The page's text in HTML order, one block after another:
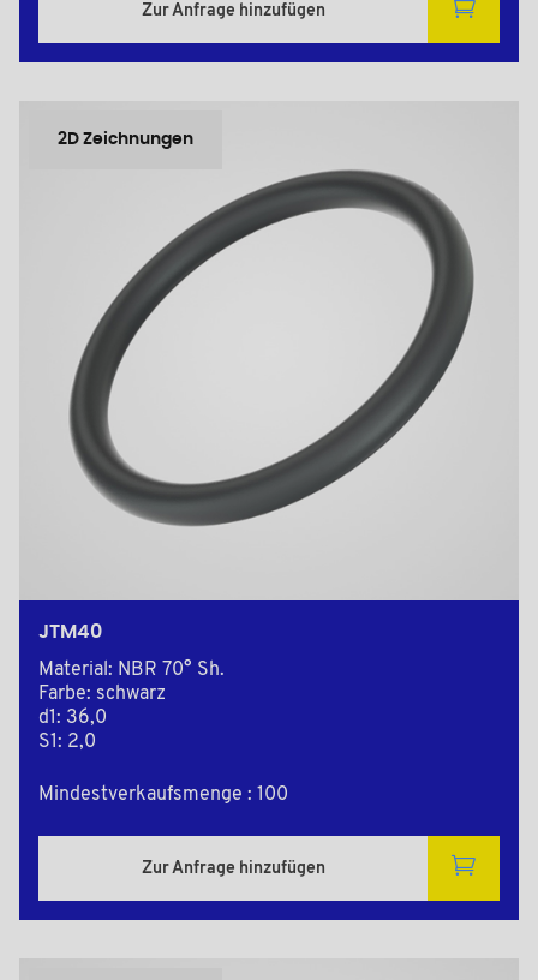
Zur Anfrage hinzufügen
2D Zeichnungen
JTM40
Material: NBR 70° Sh.
Farbe: schwarz
d1: 36,0
S1: 2,0
Mindestverkaufsmenge : 100
Zur Anfrage hinzufügen